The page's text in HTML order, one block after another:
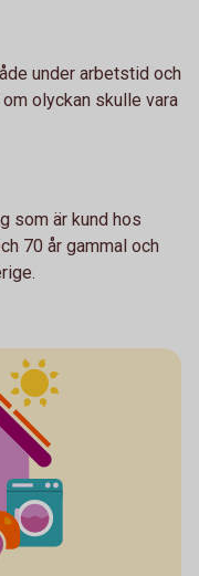
under arbetstid och
olyckan skulle vara
som är kund hos
70 år gammal och